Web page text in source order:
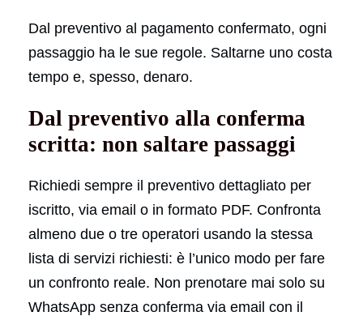
Dal preventivo al pagamento confermato, ogni
passaggio ha le sue regole. Saltarne uno costa
tempo e, spesso, denaro.
Dal preventivo alla conferma
scritta: non saltare passaggi
Richiedi sempre il preventivo dettagliato per
iscritto, via email o in formato PDF. Confronta
almeno due o tre operatori usando la stessa
lista di servizi richiesti: è l’unico modo per fare
un confronto reale. Non prenotare mai solo su
WhatsApp senza conferma via email con il